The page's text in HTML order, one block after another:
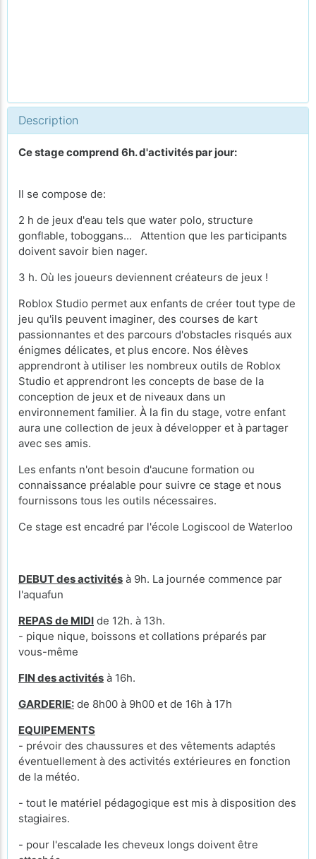
Description
Ce stage comprend 6h. d'activités par jour:
Il se compose de:
2 h de jeux d'eau tels que water polo, structure
gonflable, toboggans... Attention que les participants
doivent savoir bien nager.
3 h. Où les joueurs deviennent créateurs de jeux !
Roblox Studio permet aux enfants de créer tout type de
jeu qu'ils peuvent imaginer, des courses de kart
passionnantes et des parcours d'obstacles risqués aux
énigmes délicates, et plus encore. Nos élèves
apprendront à utiliser les nombreux outils de Roblox
Studio et apprendront les concepts de base de la
conception de jeux et de niveaux dans un
environnement familier. À la fin du stage, votre enfant
aura une collection de jeux à développer et à partager
avec ses amis.
Les enfants n'ont besoin d'aucune formation ou
connaissance préalable pour suivre ce stage et nous
fournissons tous les outils nécessaires.
Ce stage est encadré par l'école Logiscool de Waterloo
DEBUT des activités à 9h. La journée commence par
l'aquafun
REPAS de MIDI de 12h. à 13h.
- pique nique, boissons et collations préparés par
vous-même
FIN des activités à 16h.
GARDERIE: de 8h00 à 9h00 et de 16h à 17h
EQUIPEMENTS
- prévoir des chaussures et des vêtements adaptés
éventuellement à des activités extérieures en fonction
de la météo.
- tout le matériel pédagogique est mis à disposition des
stagiaires.
- pour l'escalade les cheveux longs doivent être